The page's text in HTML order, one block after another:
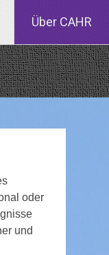
Über CAHR
oder
und